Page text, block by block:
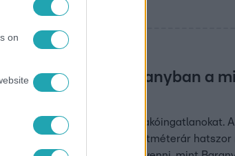
on
Tihanyban a
négyzetméteráron a lakóingatlanokat.
fővárosi utcában a négyzetméterár hatszor